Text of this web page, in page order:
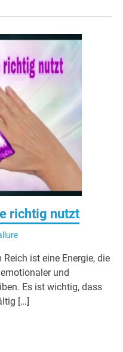
richtig nutzt
ist eine Energie, die
und
Es ist wichtig, dass
[…]